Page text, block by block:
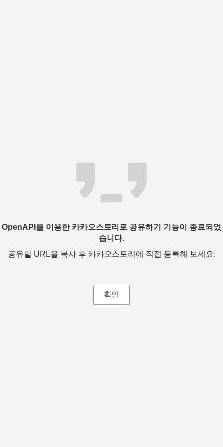
OpenAPI를 이용한 카카오스토리로 공유하기 기능이 종료되었
습니다.
공유할 URL을 복사 후 카카오스토리에 직접 등록해 보세요.
확인